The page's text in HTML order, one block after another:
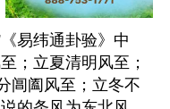
易纬通卦验》中
；立夏清明风至；
阊阖风至；立冬不